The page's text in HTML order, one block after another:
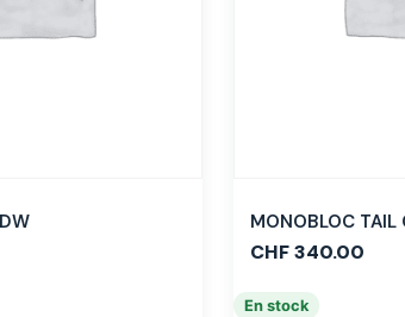
MONOBLOC TAIL
CHF340.00
En stock